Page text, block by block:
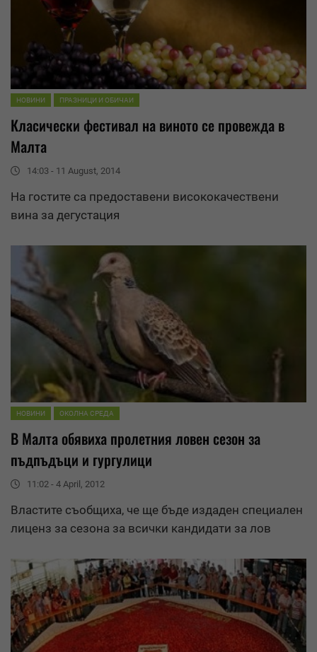
НОВИНИ ПРАЗНИЦИ И ОБИЧАИ
Класически фестивал на виното се провежда в
Малта
14:03 - 11 August, 2014
На гостите са предоставени висококачествени
вина за дегустация
НОВИНИ ОКОЛНА СРЕДА
В Малта обявиха пролетния ловен сезон за
пъдпъдъци и гургулици
11:02 - 4 April, 2012
Властите съобщиха, че ще бъде издаден специален
лиценз за сезона за всички кандидати за лов